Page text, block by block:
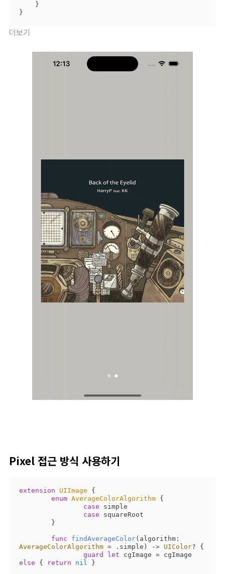
}
더보기
Pixel 접근 방식 사용하기
extension UIImage
{
enum AverageColorAlgorithm {
case simple
case squareRoot
func findAverageColor( algorithm
AverageColorAlgorithm = .simple) -> UIColor? {
guard
let cgImage =
else { return nil }